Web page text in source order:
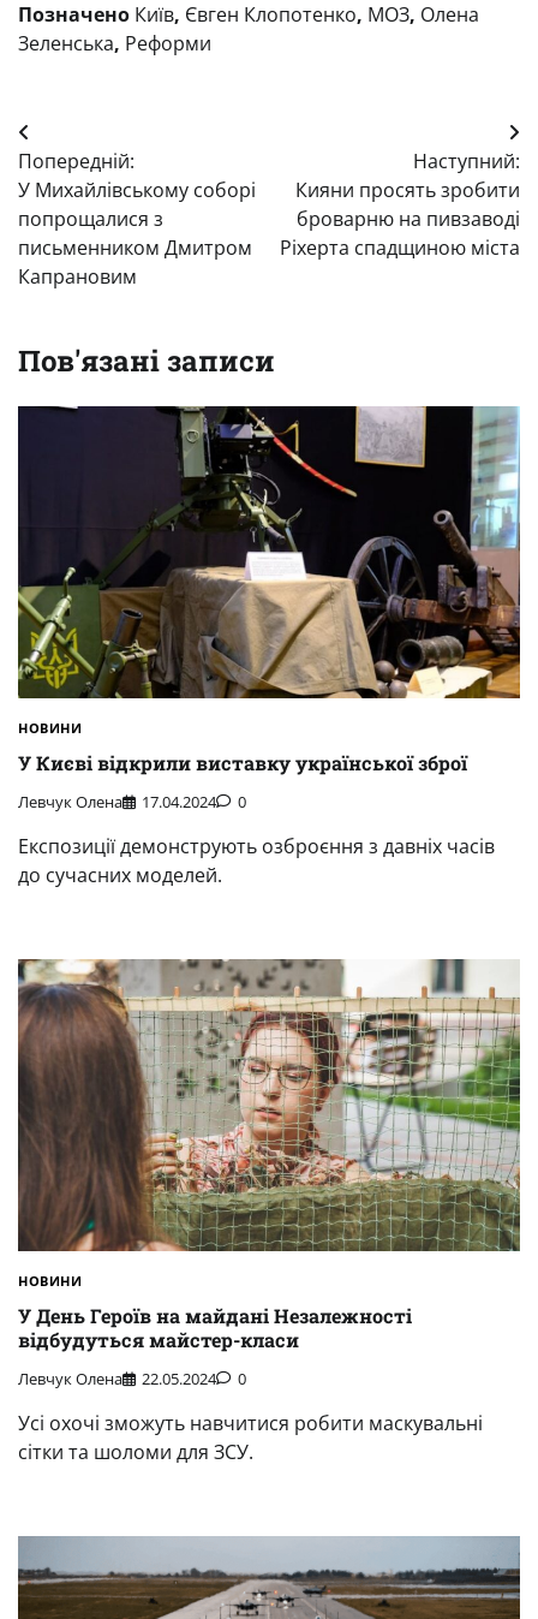
Позначено Київ, Євген Клопотенко, МОЗ, Олена
Зеленська, Реформи
Навігація
записів
Попередній:
У Михайлівському соборі
попрощалися з
письменником Дмитром
Капрановим
Наступний:
Кияни просять зробити
броварню на пивзаводі
Ріхерта спадщиною міста
Пов'язані записи
НОВИНИ
У Києві відкрили виставку української зброї
Левчук Олена 17.04.2024 0
Експозиції демонструють озброєння з давніх часів
до сучасних моделей.
НОВИНИ
У День Героїв на майдані Незалежності
відбудуться майстер-класи
Левчук Олена 22.05.2024 0
Усі охочі зможуть навчитися робити маскувальні
сітки та шоломи для ЗСУ.